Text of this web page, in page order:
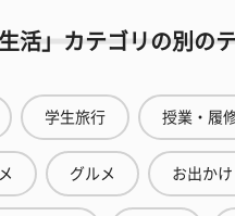
生活」カテゴリの別の
学生旅行 授業・履
グルメ お出か